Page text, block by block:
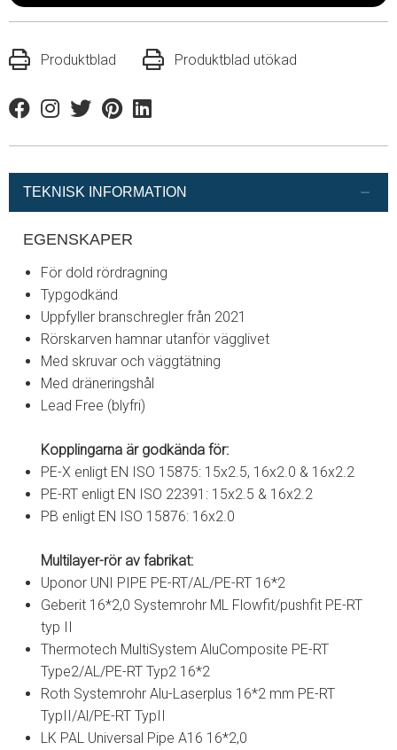
Produktblad Produktblad utökad
FacebookInstagram
TwitterPinterestLinkedin
TEKNISK INFORMATION
EGENSKAPER
För dold rördragning
Typgodkänd
Uppfyller branschregler från 2021
Rörskarven hamnar utanför vägglivet
Med skruvar och väggtätning
Med dräneringshål
Lead Free (blyfri)
Kopplingarna är godkända för:
PE-X enligt EN ISO 15875: 15x2.5, 16x2.0 & 16x2.2
PE-RT enligt EN ISO 22391: 15x2.5 & 16x2.2
PB enligt EN ISO 15876: 16x2.0
Multilayer-rör av fabrikat:
Uponor UNI PIPE PE-RT/AL/PE-RT 16*2
Geberit 16*2,0 Systemrohr ML Flowfit/pushfit PE-RT
typ II
Thermotech MultiSystem AluComposite PE-RT
Type2/AL/PE-RT Typ2 16*2
Roth Systemrohr Alu-Laserplus 16*2 mm PE-RT
TypII/Al/PE-RT TypII
LK PAL Universal Pipe A16 16*2,0